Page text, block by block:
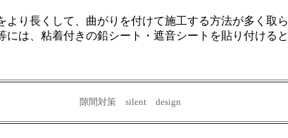
より長くして、曲がりを付けて施工する方法が多く取
には、粘着付きの鉛シート・遮音シートを貼り付ける
隙間対策 silent design